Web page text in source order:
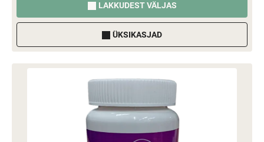
LAKKUDEST VÄLJAS
ÜKSIKASJAD